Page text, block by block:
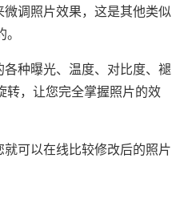
调照片效果，这是其他类似
种曝光、温度、对比度、褪
转，让您完全掌握照片的效
可以在线比较修改后的照片